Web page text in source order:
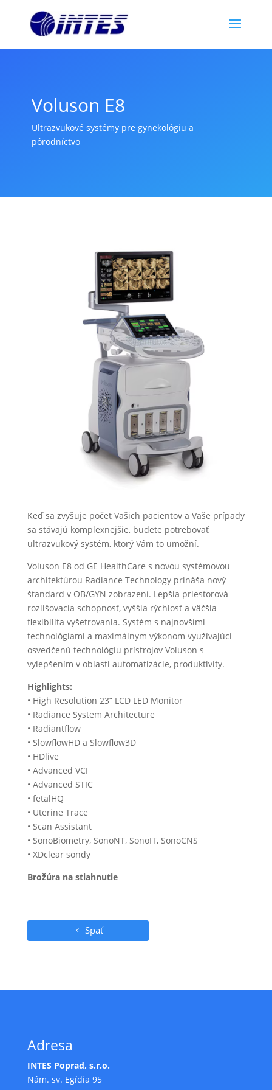
Voluson E8
Ultrazvukové systémy pre gynekológiu a
pôrodníctvo
Keď sa zvyšuje počet Vašich pacientov a Vaše prípady
sa stávajú komplexnejšie, budete potrebovať
ultrazvukový systém, ktorý Vám to umožní.
Voluson E8 od GE HealthCare s novou systémovou
architektúrou Radiance Technology prináša nový
štandard v OB/GYN zobrazení. Lepšia priestorová
rozlišovacia schopnosť, vyššia rýchlosť a väčšia
flexibilita vyšetrovania. Systém s najnovšími
technológiami a maximálnym výkonom využívajúci
osvedčenú technológiu prístrojov Voluson s
vylepšením v oblasti automatizácie, produktivity.
Highlights:
• High Resolution 23” LCD LED Monitor
• Radiance System Architecture
• Radiantflow
• SlowflowHD a Slowflow3D
• HDlive
• Advanced VCI
• Advanced STIC
• fetalHQ
• Uterine Trace
• Scan Assistant
• SonoBiometry, SonoNT, SonoIT, SonoCNS
• XDclear sondy
Brožúra na stiahnutie
Späť
Adresa
INTES Poprad, s.r.o.
Nám. sv. Egídia 95